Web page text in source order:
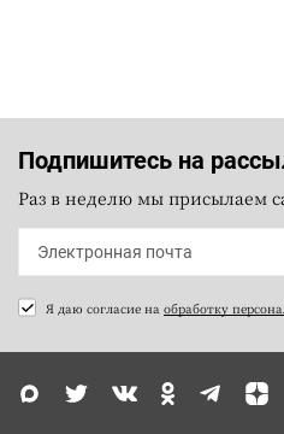
Подпишитесь на
Раз в неделю мы присылаем
Я даю согласие на обработку